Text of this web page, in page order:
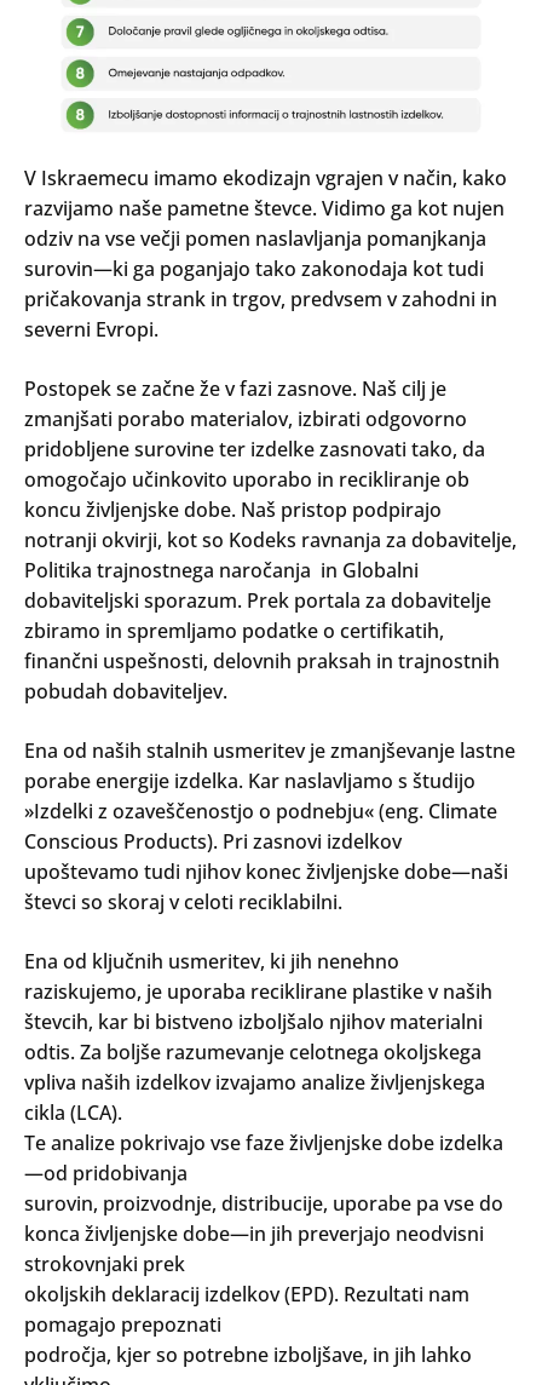
V Iskraemecu imamo ekodizajn vgrajen v način, kako
razvijamo naše pametne števce. Vidimo ga kot nujen
odziv na vse večji pomen naslavljanja pomanjkanja
surovin—ki ga poganjajo tako zakonodaja kot tudi
pričakovanja strank in trgov, predvsem v zahodni in
severni Evropi.
Postopek se začne že v fazi zasnove. Naš cilj je
zmanjšati porabo materialov, izbirati odgovorno
pridobljene surovine ter izdelke zasnovati tako, da
omogočajo učinkovito uporabo in recikliranje ob
koncu življenjske dobe. Naš pristop podpirajo
notranji okvirji, kot so Kodeks ravnanja za dobavitelje,
Politika trajnostnega naročanja in Globalni
dobaviteljski sporazum. Prek portala za dobavitelje
zbiramo in spremljamo podatke o certifikatih,
finančni uspešnosti, delovnih praksah in trajnostnih
pobudah dobaviteljev.
Ena od naših stalnih usmeritev je zmanjševanje lastne
porabe energije izdelka. Kar naslavljamo s študijo
»Izdelki z ozaveščenostjo o podnebju« (eng. Climate
Conscious Products). Pri zasnovi izdelkov
upoštevamo tudi njihov konec življenjske dobe—naši
števci so skoraj v celoti reciklabilni.
Ena od ključnih usmeritev, ki jih nenehno
raziskujemo, je uporaba reciklirane plastike v naših
števcih, kar bi bistveno izboljšalo njihov materialni
odtis. Za boljše razumevanje celotnega okoljskega
vpliva naših izdelkov izvajamo analize življenjskega
cikla (LCA).
Te analize pokrivajo vse faze življenjske dobe izdelka
—od pridobivanja
surovin, proizvodnje, distribucije, uporabe pa vse do
konca življenjske dobe—in jih preverjajo neodvisni
strokovnjaki prek
okoljskih deklaracij izdelkov (EPD). Rezultati nam
pomagajo prepoznati
področja, kjer so potrebne izboljšave, in jih lahko